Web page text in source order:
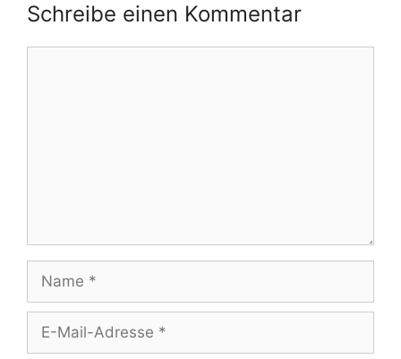
Schreibe einen Kommentar
Name